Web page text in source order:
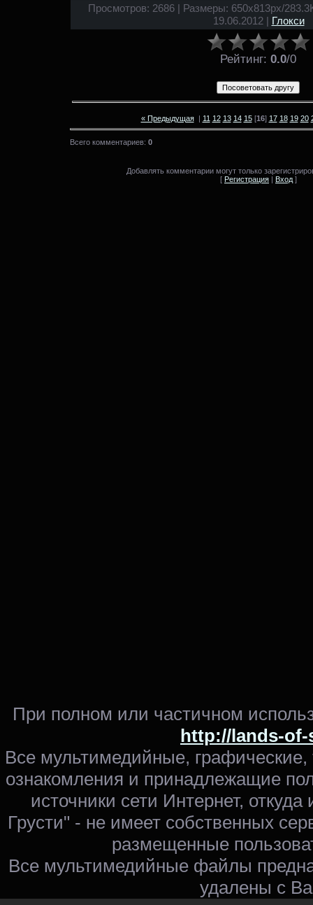
Просмотров: 2686 | Размеры: 650x813px/
19.06.2012 | Глокси
Рейтинг: 0.0/0
« Предыдущая| 11 12 13 14 15[16] 17 18 19 20
Всего комментариев: 0
Добавлять комментарии могут только
[ Регистрация Вход ]
При полном или частичном
http://lands-
Все мультимедийные,
ознакомления и принадлежащие
источники сети Интернет,
Грусти" - не имеет собственных
размещенные
Все мультимедийные файлы
удалены с